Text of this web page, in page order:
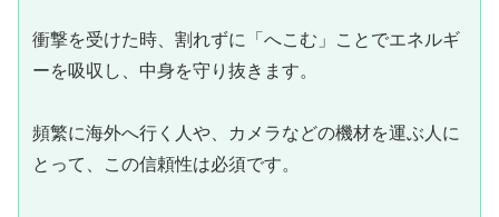
衝撃を受けた時、割れずに「へこむ」ことでエネルギ
ーを吸収し、中身を守り抜きます。
頻繁に海外へ行く人や、カメラなどの機材を運ぶ人に
とって、この信頼性は必須です。